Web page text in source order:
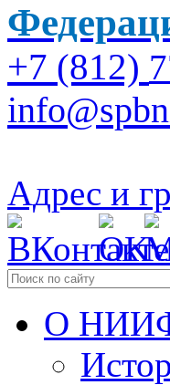
+7 (812)
Адрес и
О